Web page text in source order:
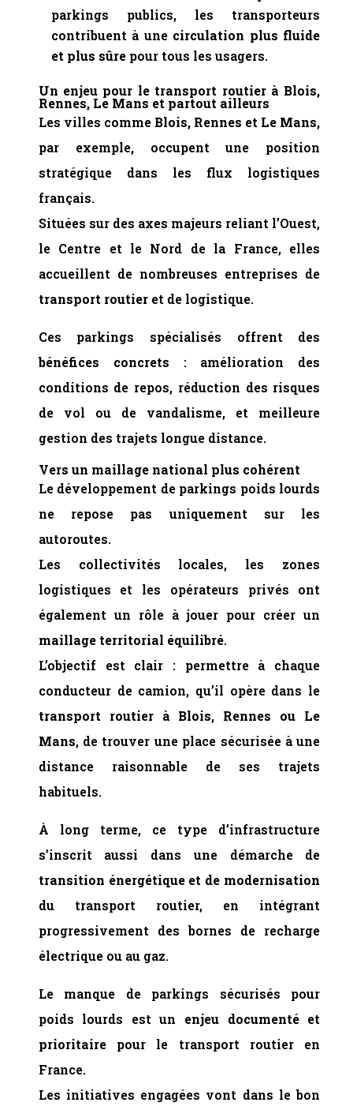
parkings publics, les transporteurs
contribuent à une circulation plus fluide
et plus sûrepour tous les usagers.
Un enjeu pour le transport routier à Blois,
Rennes, Le Mans et partout ailleurs
Les villes comme Blois, Rennes et Le Mans,
par exemple,occupent une position
stratégique dans les flux logistiques
français.
Situées sur des axes majeurs reliant l’Ouest,
le Centre et le Nord de la France, elles
accueillent de nombreuses entreprises de
transport routieret de logistique.
Ces parkings spécialisés offrent des
bénéfices concrets : amélioration des
conditions de repos, réduction des risques
de vol ou de vandalisme, et meilleure
gestion des trajets longue distance.
Vers un maillage national plus cohérent
Le développement de parkings poids lourds
ne repose pas uniquement sur les
autoroutes.
Les collectivités locales, les zones
logistiques et les opérateurs privés ont
également un rôle à jouer pour créer un
maillage territorial équilibré.
L’objectif est clair : permettre à chaque
conducteur de camion, qu’il opère dans le
transport routier à Blois, Rennes ou Le
Mans, de trouver une place sécurisée à une
distance raisonnable de ses trajets
habituels.
À long terme, ce type d’infrastructure
s’inscrit aussi dans une démarche de
transition énergétique et de modernisation
du transport routier, en intégrant
progressivement des bornes de recharge
électrique ou au gaz.
Le manque de parkings sécurisés pour
poids lourds est un enjeu documenté et
prioritairepour le transport routier en
France.
Les initiatives engagées vont dans le bon